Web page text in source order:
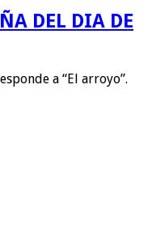
DEL DIA DE
a “El arroyo”.